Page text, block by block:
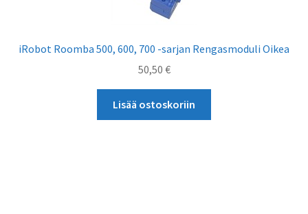
iRobot Roomba 500, 600, 700 -sarjan Rengasmoduli Oikea
50,50 €
Lisää ostoskoriin